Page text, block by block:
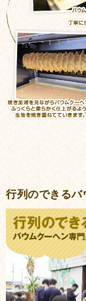
行列のできるバ